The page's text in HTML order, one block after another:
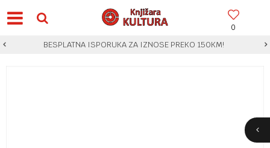
0
BESPLATNA ISPORUKA ZA IZNOSE PREKO 150KM!